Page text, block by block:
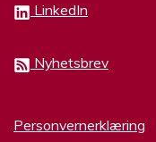
LinkedIn
Nyhetsbrev
Personvernerklæring